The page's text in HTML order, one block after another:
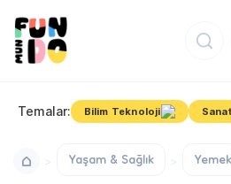
Temalar: Bilim Teknoloji Sanat
Yaşam & Sağlık Yemek